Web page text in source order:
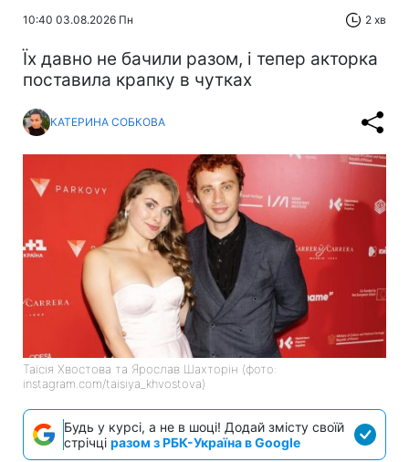
10:40 03.08.2026 Пн 2 хв
Їх давно не бачили разом, і тепер акторка
поставила крапку в чутках
КАТЕРИНА СОБКОВА
Таїсія Хвостова та Ярослав Шахторін (фото:
instagram.com/taisiya_khvostova)
Будь у курсі, а не в шоці! Додай змісту своїй
стрічці разом з РБК-Україна в Google